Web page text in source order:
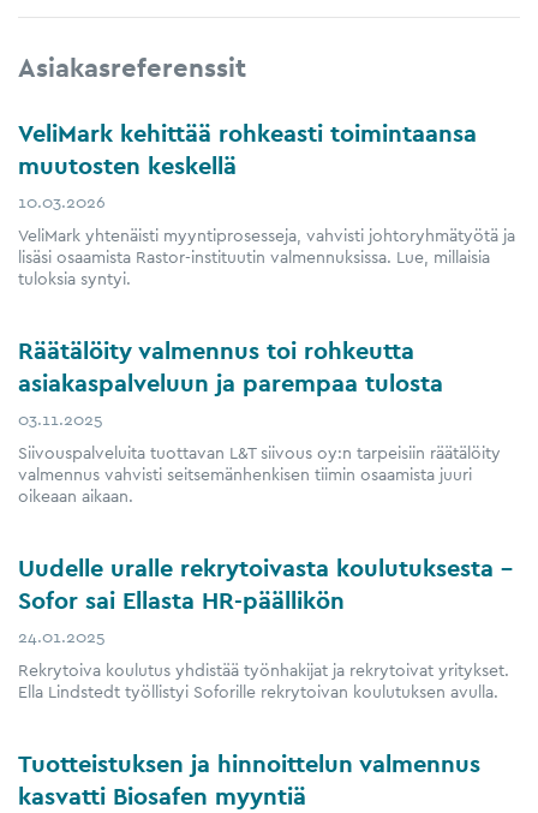
Asiakasreferenssit
VeliMark kehittää rohkeasti toimintaansa
muutosten keskellä
10.03.2026
VeliMark yhtenäisti myyntiprosesseja, vahvisti johtoryhmätyötä ja
lisäsi osaamista Rastor-instituutin valmennuksissa. Lue, millaisia
tuloksia syntyi.
Räätälöity valmennus toi rohkeutta
asiakaspalveluun ja parempaa tulosta
03.11.2025
Siivouspalveluita tuottavan L&T siivous oy:n tarpeisiin räätälöity
valmennus vahvisti seitsemänhenkisen tiimin osaamista juuri
oikeaan aikaan.
Uudelle uralle rekrytoivasta koulutuksesta –
Sofor sai Ellasta HR-päällikön
24.01.2025
Rekrytoiva koulutus yhdistää työnhakijat ja rekrytoivat yritykset.
Ella Lindstedt työllistyi Soforille rekrytoivan koulutuksen avulla.
Tuotteistuksen ja hinnoittelun valmennus
kasvatti Biosafen myyntiä